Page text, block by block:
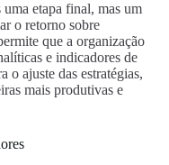
uma etapa final, mas um
o retorno sobre
que a organização
e indicadores de
o ajuste das estratégias,
mais produtivas e